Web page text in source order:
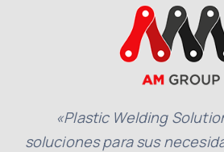
«Plastic Welding
soluciones para sus